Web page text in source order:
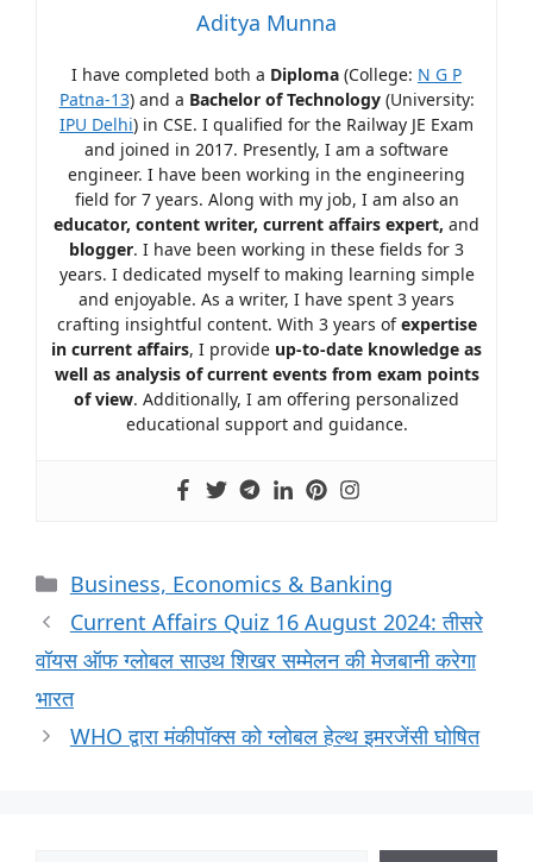
Aditya Munna
I have completed both a Diploma (College: N G P
Patna-13) and a Bachelor of Technology(University:
IPU Delhi) in CSE. I qualified for the Railway JE Exam
and joined in 2017. Presently, I am a software
engineer. I have been working in the engineering
field for 7 years. Along with my job, I am also an
educator, content writer, current affairs expert, and
blogger. I have been working in these fields for 3
years. I dedicated myself to making learning simple
and enjoyable. As a writer, I have spent 3 years
crafting insightful content. With 3 years ofexpertise
in current affairs, I provide up-to-date knowledge as
well as analysis of current events from exam points
of view. Additionally, I am offering personalized
educational support and guidance.
Business, Economics & Banking
Current Affairs Quiz 16 August 2024: तीसरे
वॉयस ऑफ ग्लोबल साउथ शिखर सम्मेलन की मेजबानी करेगा
भारत
WHO द्वारा मंकीपॉक्स को ग्लोबल हेल्थ इमरजेंसी घोषित